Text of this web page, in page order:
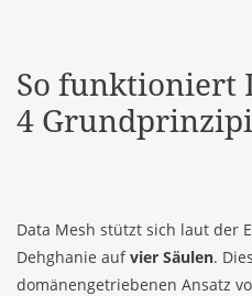
So funktioniert
4
Data Mesh stützt sich laut der
Dehghanie aufvier Säulen.
domänengetriebenen Ansatz